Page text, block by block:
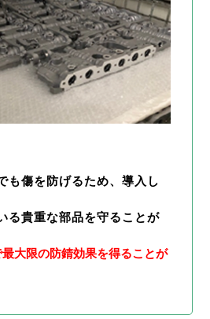
も傷を防げるため、導入し
る貴重な部品を守ることが
大限の防錆効果を得ることが